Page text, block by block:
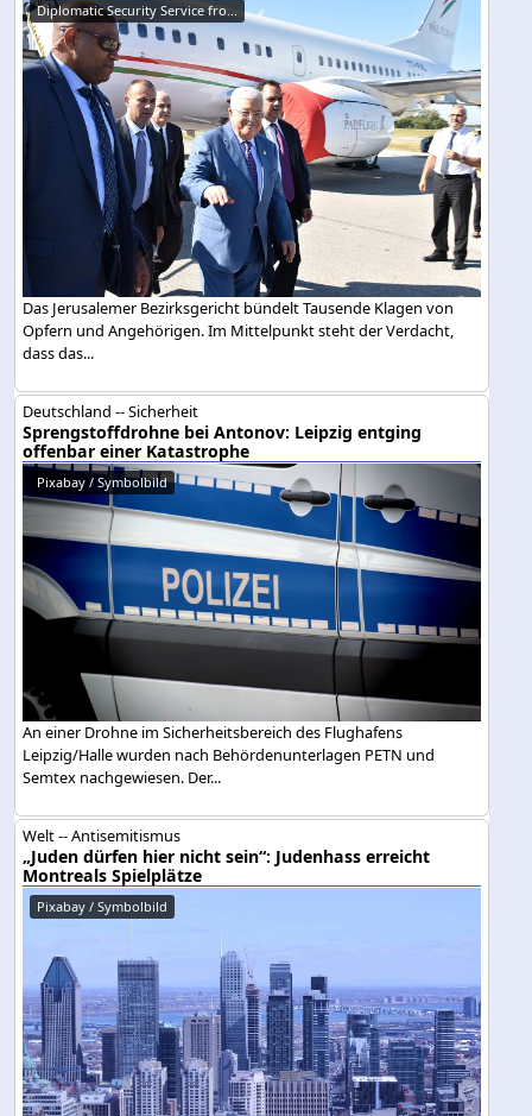
Diplomatic Security Service fro...
Das Jerusalemer Bezirksgericht bündelt Tausende Klagen von
Opfern und Angehörigen. Im Mittelpunkt steht der Verdacht,
dass das...
Deutschland -- Sicherheit
Sprengstoffdrohne bei Antonov: Leipzig entging
offenbar einer Katastrophe
Pixabay / Symbolbild
An einer Drohne im Sicherheitsbereich des Flughafens
Leipzig/Halle wurden nach Behördenunterlagen PETN und
Semtex nachgewiesen. Der...
Welt -- Antisemitismus
„Juden dürfen hier nicht sein“: Judenhass erreicht
Montreals Spielplätze
Pixabay / Symbolbild